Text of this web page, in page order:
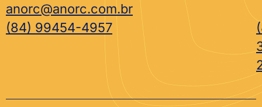
anorc@anorc.com.br
(84) 99454-4957